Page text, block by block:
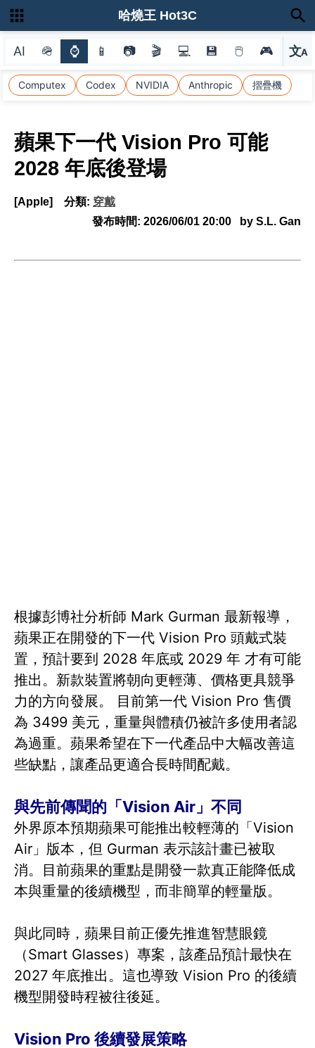
AI 🪖 ⌚ 📱 📷 🎬 💻 💾 🖱 🎮 文A
選
Computex Codex NVIDIA Anthropic 摺疊機
哈燒王 Hot3C
蘋果下一代 Vision Pro 可能
2028 年底後登場
[Apple] 分類: 穿戴
發布時間: 2026/06/01 20:00 by S.L. Gan
根據彭博社分析師 Mark Gurman 最新報導，
蘋果正在開發的下一代 Vision Pro 頭戴式裝
置，預計要到 2028 年底或 2029 年 才有可能
推出。新款裝置將朝向更輕薄、價格更具競爭
力的方向發展。 目前第一代 Vision Pro 售價
為 3499 美元，重量與體積仍被許多使用者認
為過重。蘋果希望在下一代產品中大幅改善這
些缺點，讓產品更適合長時間配戴。
與先前傳聞的「Vision Air」不同
外界原本預期蘋果可能推出較輕薄的「Vision
Air」版本，但 Gurman 表示該計畫已被取
消。目前蘋果的重點是開發一款真正能降低成
本與重量的後續機型，而非簡單的輕量版。
與此同時，蘋果目前正優先推進智慧眼鏡
（Smart Glasses）專案，該產品預計最快在
2027 年底推出。這也導致 Vision Pro 的後續
機型開發時程被往後延。
Vision Pro 後續發展策略